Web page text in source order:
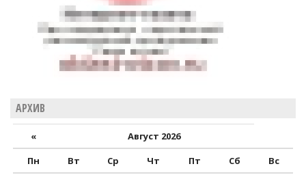
АРХИВ
«
Август 2026
Пн
Вт Ср Чт Пт Сб
Вс